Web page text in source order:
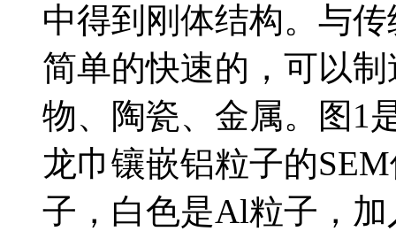
中得到刚体结构。与
简单的快速的，可以
物、陶瓷、金属。图1
龙巾镶嵌铝粒子的
子，白色是Al粒子，